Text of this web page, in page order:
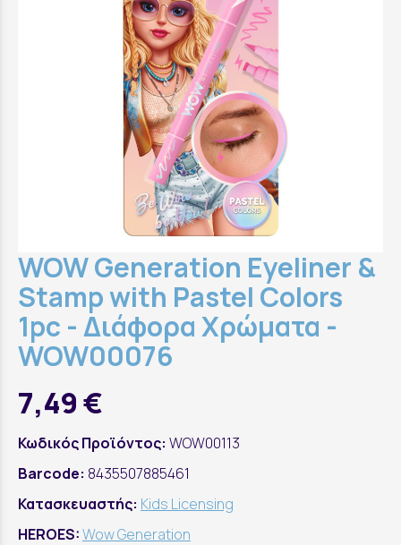
WOW Generation Eyeliner &
Stamp with Pastel Colors
1pc - Διάφορα Χρώματα -
WOW00076
7,49 €
Κωδικός Προϊόντος: WOW00113
Barcode: 8435507885461
Κατασκευαστής: Kids Licensing
HEROES:Wow Generation